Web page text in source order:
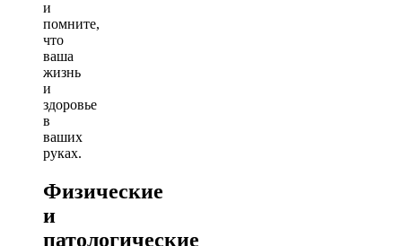
и
помните,
что
ваша
жизнь
и
здоровье
в
ваших
руках.
Физические
и
патологические